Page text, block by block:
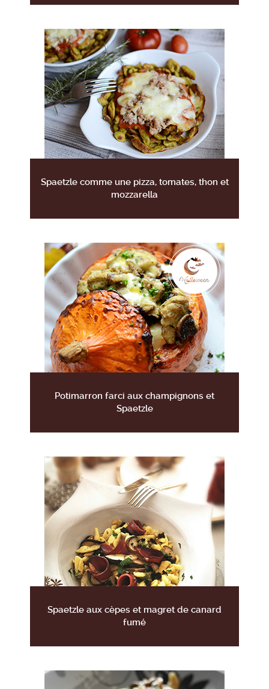
Spaetzle comme une pizza, tomates, thon et
mozzarella
Potimarron farci aux champignons et
Spaetzle
Spaetzle aux cèpes et magret de canard
fumé